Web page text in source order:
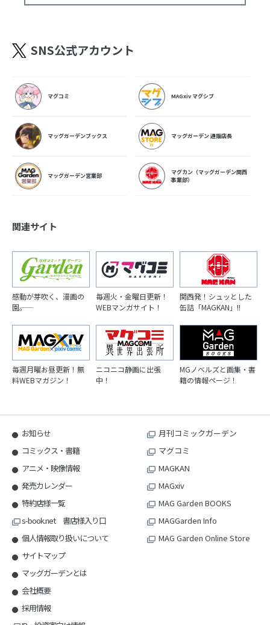
SNS公式アカウント
マグコミ MAGxiv マグシブ
マッグガーデンブックス マッグガーデン 通販店長
マッグガーデン営業部
マグカン（マッグガーデン関西
事業部）
関連サイト
感動が芽吹く、漫画の
園――。
毎週火・金曜日更新！
WEBマンガサイト！
関西発！シュッとした
缶詰「MAGKAN」!!
毎週月曜お昼更新！無
料WEBマガジン！
ニコニコ静画に出張
中！
MGノベルズと画集・書
籍の情報ページ！
お知らせ
コミックス・書籍
アニメ・映像情報
発売カレンダー
特約店様一覧
s-book.net 書店様入り口
個人情報取り扱いについて
サイトマップ
マッグガーデンとは
会社概要
採用情報
月刊コミックガーデン
マグコミ
MAGKAN
MAGxiv
MAG Garden BOOKS
MAGGarden Info
MAG Garden Online Store